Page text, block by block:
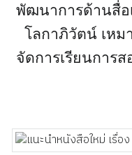
พัฒนาการด้านสื่อ
โลกาภิวัตน์ เหม
จัดการเรียนการ